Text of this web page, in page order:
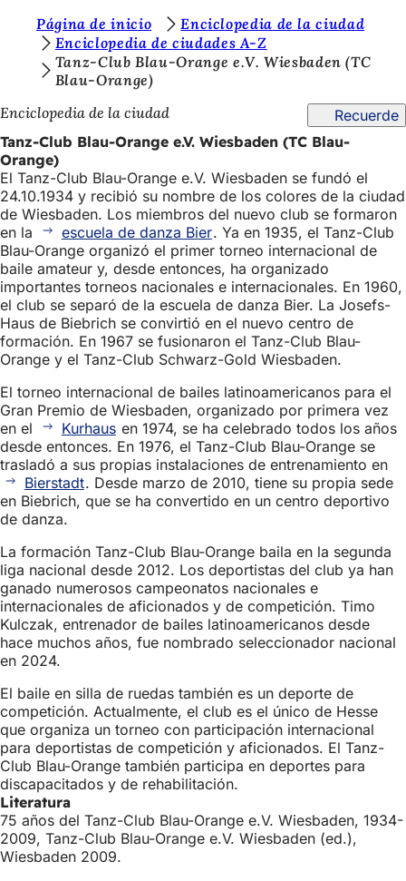
Saltar al contenido
á
s
a
q
u
í
:
Página de inicio
Enciclopedia de la ciudad
Enciclopedia de ciudades A-Z
Tanz-Club Blau-Orange e.V. Wiesbaden (TC
Blau-Orange)
Enciclopedia de la ciudad
Recuerde
Tanz-Club Blau-Orange e.V. Wiesbaden (TC Blau-
Orange)
El Tanz-Club Blau-Orange e.V. Wiesbaden se fundó el
24.10.1934 y recibió su nombre de los colores de la ciudad
de Wiesbaden. Los miembros del nuevo club se formaron
en la
escuela de danza Bier. Ya en 1935, el Tanz-Club
Blau-Orange organizó el primer torneo internacional de
baile amateur y, desde entonces, ha organizado
importantes torneos nacionales e internacionales. En 1960,
el club se separó de la escuela de danza Bier. La Josefs-
Haus de Biebrich se convirtió en el nuevo centro de
formación. En 1967 se fusionaron el Tanz-Club Blau-
Orange y el Tanz-Club Schwarz-Gold Wiesbaden.
El torneo internacional de bailes latinoamericanos para el
Gran Premio de Wiesbaden, organizado por primera vez
en el
Kurhaus en 1974, se ha celebrado todos los años
desde entonces. En 1976, el Tanz-Club Blau-Orange se
trasladó a sus propias instalaciones de entrenamiento en
Bierstadt. Desde marzo de 2010, tiene su propia sede
en Biebrich, que se ha convertido en un centro deportivo
de danza.
La formación Tanz-Club Blau-Orange baila en la segunda
liga nacional desde 2012. Los deportistas del club ya han
ganado numerosos campeonatos nacionales e
internacionales de aficionados y de competición. Timo
Kulczak, entrenador de bailes latinoamericanos desde
hace muchos años, fue nombrado seleccionador nacional
en 2024.
El baile en silla de ruedas también es un deporte de
competición. Actualmente, el club es el único de Hesse
que organiza un torneo con participación internacional
para deportistas de competición y aficionados. El Tanz-
Club Blau-Orange también participa en deportes para
discapacitados y de rehabilitación.
Literatura
75 años del Tanz-Club Blau-Orange e.V. Wiesbaden, 1934-
2009, Tanz-Club Blau-Orange e.V. Wiesbaden (ed.),
Wiesbaden 2009.